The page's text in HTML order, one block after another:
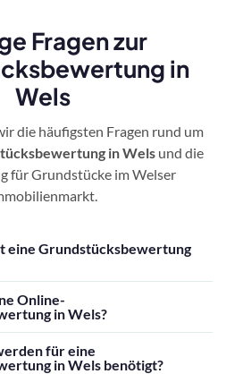
Fragen zur
in
Wels
die häufigsten Fragen rund um
in Welsund die
für Grundstücke im Welser
eine Grundstücksbewertung
Online-
in Wels?
für eine
in Wels benötigt?